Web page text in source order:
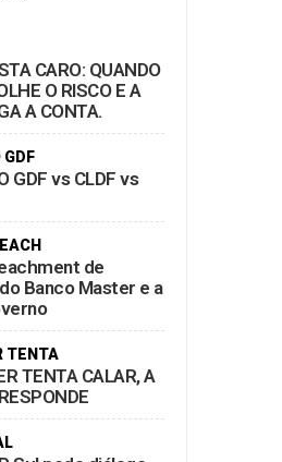
CARO: QUANDO
O RISCO E A
A CONTA.
GDF
GDF vs CLDF vs
de
Banco Master e a
TENTA
TENTA CALAR, A